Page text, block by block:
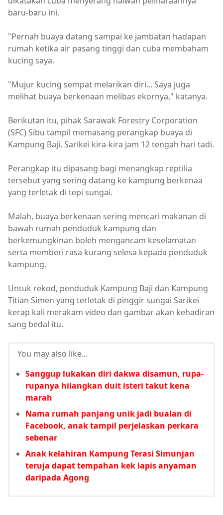
baru-baru ini.
"Pernah buaya datang sampai ke jambatan hadapan
rumah ketika air pasang tinggi dan cuba membaham
kucing saya.
"Mujur kucing sempat melarikan diri... Saya juga
melihat buaya berkenaan melibas ekornya," katanya.
Berikutan itu, pihak Sarawak Forestry Corporation
(SFC) Sibu tampil memasang perangkap buaya di
Kampung Baji, Sarikei kira-kira jam 12 tengah hari tadi.
Perangkap itu dipasang bagi menangkap reptilia
tersebut yang sering datang ke kampung berkenaa
yang terletak di tepi sungai.
Malah, buaya berkenaan sering mencari makanan di
bawah rumah penduduk kampung dan
berkemungkinan boleh mengancam keselamatan
serta memberi rasa kurang selesa kepada penduduk
kampung.
Untuk rekod, penduduk Kampung Baji dan Kampung
Titian Simen yang terletak di pinggir sungai Sarikei
kerap kali merakam video dan gambar akan kehadiran
sang bedal itu.
You may also like...
Sanggup lukakan diri dakwa disamun, rupa-
rupanya hilangkan duit isteri takut kena
marah
Nama rumah panjang unik jadi bualan di
Facebook, anak tampil perjelaskan perkara
sebenar
Anak kelahiran Kampung Terasi Simunjan
teruja dapat tempahan kek lapis anyaman
daripada Agong